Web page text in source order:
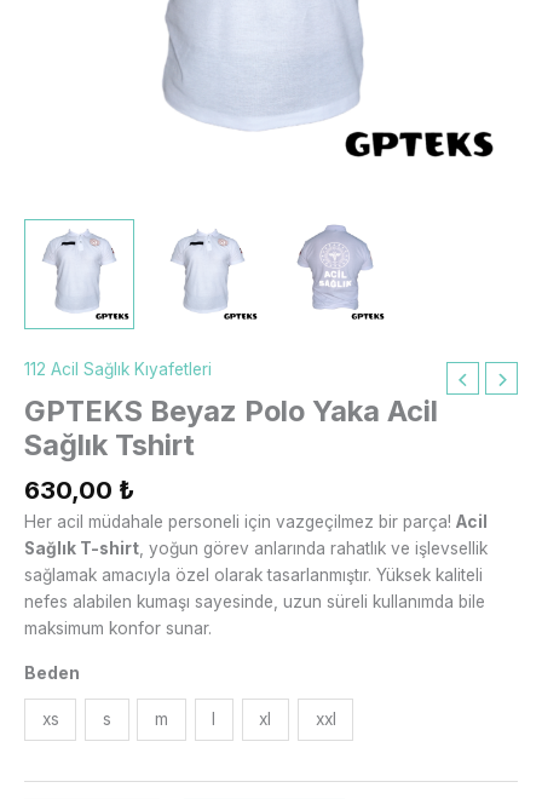
112 Acil Sağlık Kıyafetleri
GPTEKS Beyaz Polo Yaka Acil
Sağlık Tshirt
630,00 ₺
Her acil müdahale personeli için vazgeçilmez bir parça! Acil
Sağlık T-shirt , yoğun görev anlarında rahatlık ve işlevsellik
sağlamak amacıyla özel olarak tasarlanmıştır. Yüksek kaliteli
nefes alabilen kumaşı sayesinde, uzun süreli kullanımda bile
maksimum konfor sunar.
Beden
xs s m xl xxl